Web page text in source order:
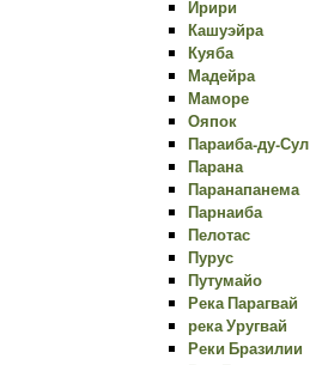
Ирири
Кашуэйра
Куяба
Мадейра
Маморе
Ояпок
Параиба-ду-Сул
Парана
Паранапанема
Парнаиба
Пелотас
Пурус
Путумайо
Река Парагвай
река Уругвай
Реки Бразилии